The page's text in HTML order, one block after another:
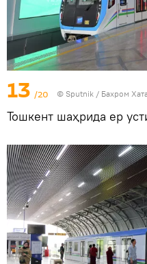
13 /20 © Sputnik / Бахром
Тошкент шаҳрида ер